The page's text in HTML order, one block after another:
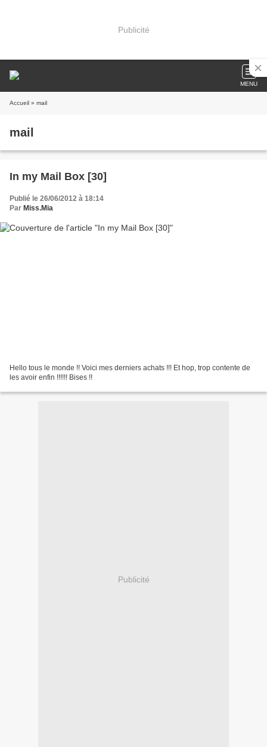
Publicité
MENU
Accueil » mail
mail
In my Mail Box [30]
Publié le 26/06/2012 à 18:14
Par Miss.Mia
Hello tous le monde !! Voici mes derniers achats !!! Et hop, trop contente de
les avoir enfin !!!!!! Bises !!
Publicité